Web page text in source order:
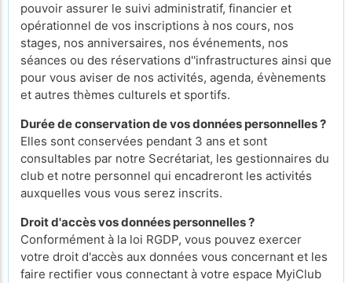
pouvoir assurer le suivi administratif, financier et
opérationnel de vos inscriptions à nos cours, nos
stages, nos anniversaires, nos événements, nos
séances ou des réservations d''infrastructures ainsi que
pour vous aviser de nos activités, agenda, évènements
et autres thèmes culturels et sportifs.
Durée de conservation de vos données personnelles ?
Elles sont conservées pendant 3 ans et sont
consultables par notre Secrétariat, les gestionnaires du
club et notre personnel qui encadreront les activités
auxquelles vous vous serez inscrits.
Droit d'accès vos données personnelles ?
Conformément à la loi RGDP, vous pouvez exercer
votre droit d'accès aux données vous concernant et les
faire rectifier vous connectant à votre espace MyiClub